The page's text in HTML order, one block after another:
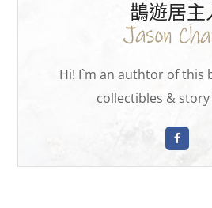
鵲遊居主
Hi! I`m an authtor of this
collectibles &